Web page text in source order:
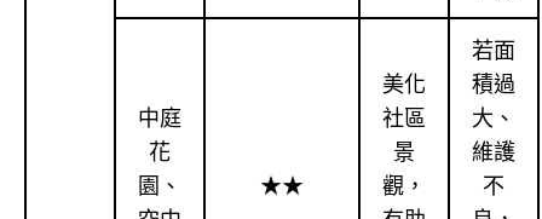
中庭
花
園、
★★
美化
社區
景
觀，
若面
積過
大、
維護
不